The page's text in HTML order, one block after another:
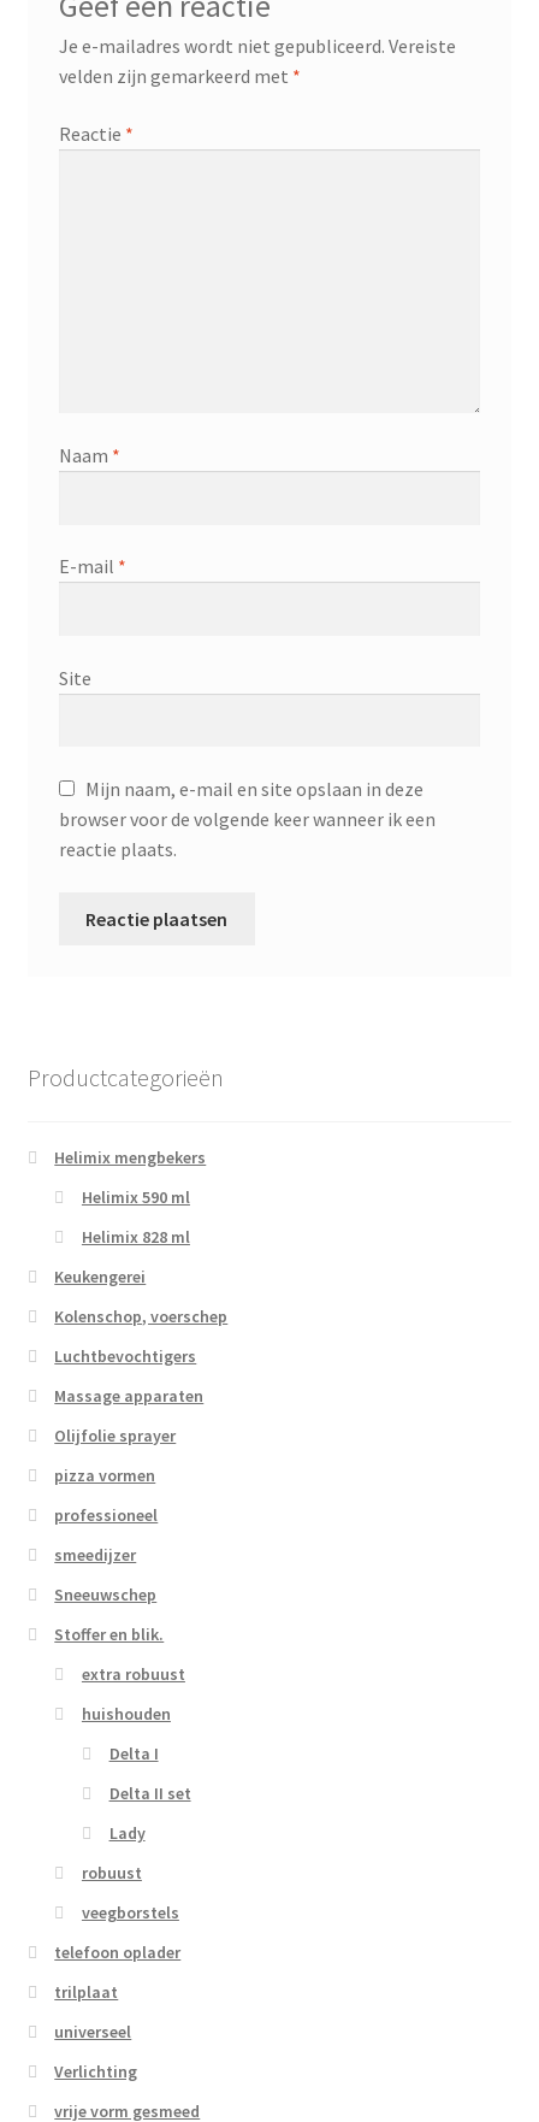
Je e-mailadres wordt niet gepubliceerd. Vereiste
velden zijn gemarkeerd met *
Reactie *
Naam *
E-mail *
Site
Mijn naam, e-mail en site opslaan in deze
browser voor de volgende keer wanneer ik een
reactie plaats.
Productcategorieën
Helimix mengbekers
Helimix 590 ml
Helimix 828 ml
Keukengerei
Kolenschop, voerschep
Luchtbevochtigers
Massage apparaten
Olijfolie sprayer
pizza vormen
professioneel
smeedijzer
Sneeuwschep
Stoffer en blik.
extra robuust
huishouden
Delta I
Delta II set
Lady
robuust
veegborstels
telefoon oplader
trilplaat
universeel
Verlichting
vrije vorm gesmeed